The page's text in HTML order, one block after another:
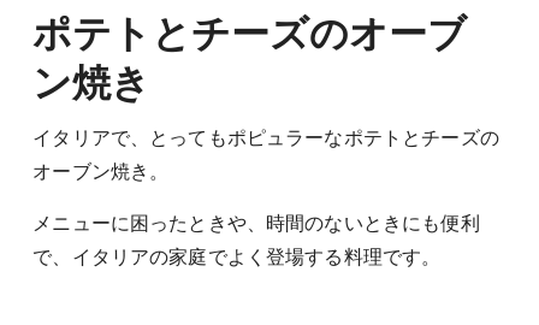
ポテトとチーズのオーブ
ン焼き
イタリアで、とってもポピュラーなポテトとチーズの
オーブン焼き。
メニューに困ったときや、時間のないときにも便利
で、イタリアの家庭でよく登場する料理です。